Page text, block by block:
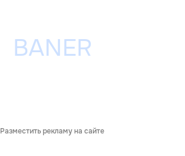
Разместить рекламу на сайте